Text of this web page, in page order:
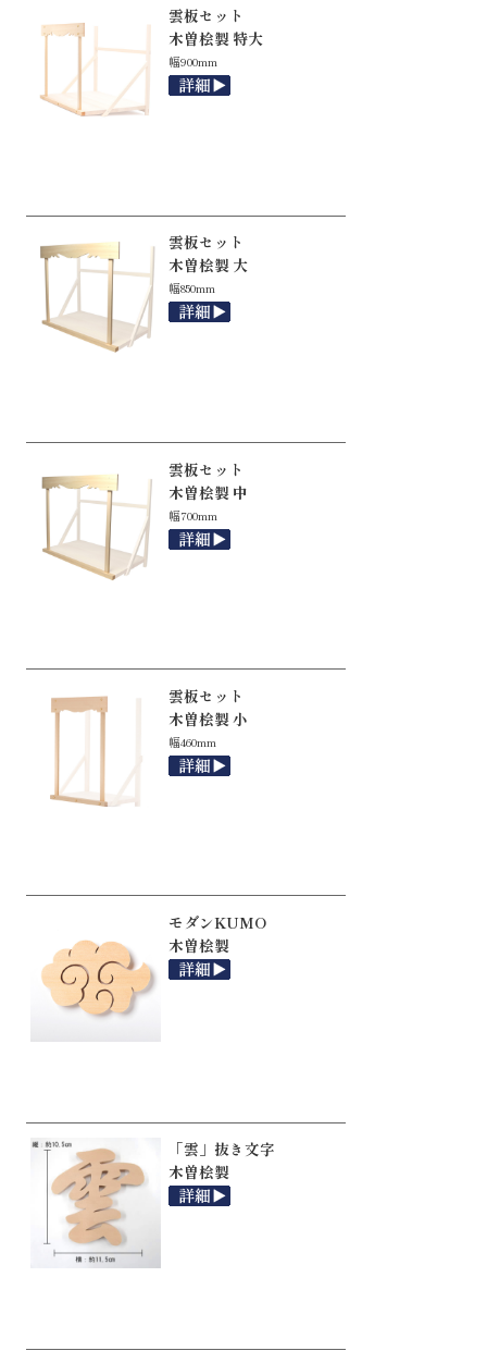
雲板セット
木曽桧製 特大
幅900mm
雲板セット
木曽桧製 大
幅850mm
雲板セット
木曽桧製 中
幅700mm
雲板セット
木曽桧製 小
幅460mm
モダンKUMO
木曽桧製
「雲」抜き文字
木曽桧製